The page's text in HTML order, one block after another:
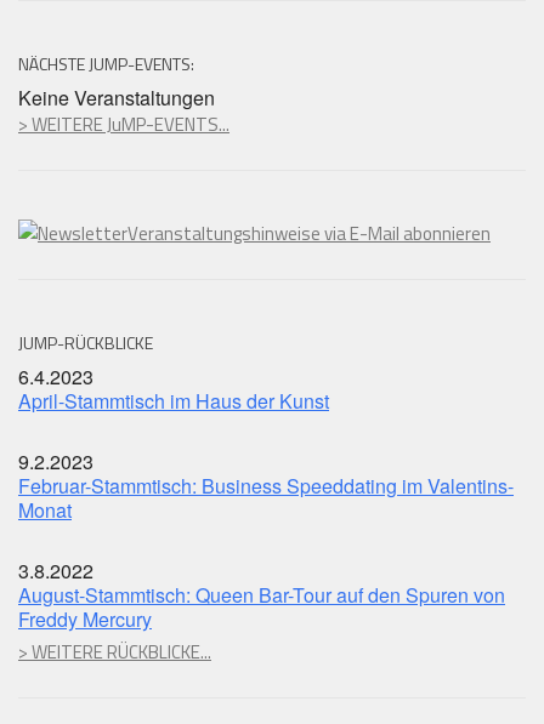
NÄCHSTE JUMP-EVENTS:
Keine Veranstaltungen
> WEITERE JuMP-EVENTS...
Veranstaltungshinweise via E-Mail abonnieren
JUMP-RÜCKBLICKE
6.4.2023
April-Stammtisch im Haus der Kunst
9.2.2023
Februar-Stammtisch: Business Speeddating im Valentins-
Monat
3.8.2022
August-Stammtisch: Queen Bar-Tour auf den Spuren von
Freddy Mercury
> WEITERE RÜCKBLICKE...